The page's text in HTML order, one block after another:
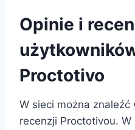
Opinie i
Proctotivo
W sieci można
recenzji Proctotivou.